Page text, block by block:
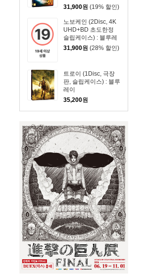
31,900원 (19% 할인)
노보케인 (2Disc, 4K
UHD+BD 초도한정
슬립케이스) : 블루레
이
31,900원 (28% 할인)
트로이 (1Disc, 극장
판, 슬립케이스) : 블루
레이
35,200원